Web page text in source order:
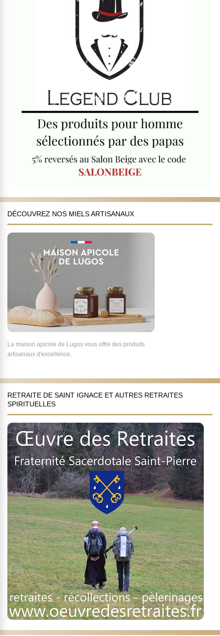
DÉCOUVREZ NOS MIELS ARTISANAUX
La maison apicole de Lugos vous offre des produits
artisanaux d'excellence.
RETRAITE DE SAINT IGNACE ET AUTRES RETRAITES
SPIRITUELLES